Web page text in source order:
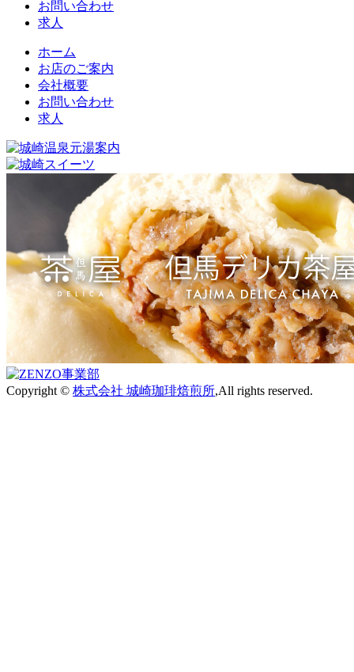
お問い合わせ
求人
ホーム
お店のご案内
会社概要
お問い合わせ
求人
Copyright © 株式会社 城崎珈琲焙煎所,All rights reserved.